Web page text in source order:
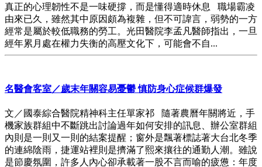
真正的心理韌性不是一味硬撐，而是懂得適時休息 職場霸凌
由來已久，雖然其中原因頗為複雜，但不可諱言，弱勢的一方
經常是屬於較低職務的勞工。光田醫院李孟凡醫師指出，一旦
經年累月處在權力失衡的高壓文化下，可能會不自...
名醫會客室／歲末年關容易憂鬱 慎防身心症候群爆發
文／國泰綜合醫院精神科主任單家祁 隨著農曆年關將近，手
機家族群組中不斷跳出討論過年如何安排的訊息、辦公室群組
內則是一則又一則的結案提醒；窗外是飄著標誌著大台北冬季
的連綿陰雨，捷運站裡則是擠滿了熙來攘往的通勤人潮。雖說
是節慶氛圍，許多人內心卻承載著一股不言而喻的疲憊：年度